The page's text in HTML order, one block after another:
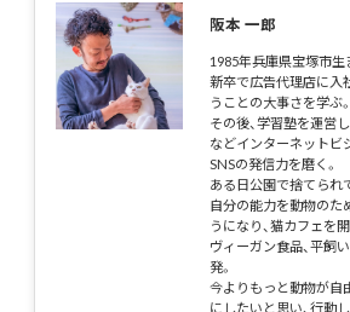
阪本 一郎
1985年兵庫県宝塚市生
新卒で広告代理店に入
うことの大事さを学ぶ。
その後、学習塾を運営
などインターネットビ
SNSの発信力を磨く。
ある日公園で捨てられ
自分の能力を動物のた
うになり、猫カフェを開
ヴィーガン食品、平飼
発。
今よりもっと動物が自